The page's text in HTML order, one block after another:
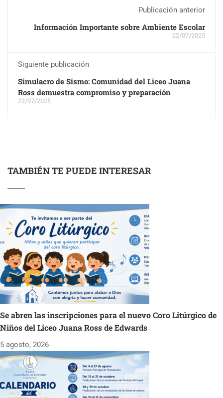
Publicación anterior
Información Importante sobre Ambiente Escolar
22/07/2025
Siguiente publicación
Simulacro de Sismo: Comunidad del Liceo Juana
Ross demuestra compromiso y preparación
22/07/2025
TAMBIÉN TE PUEDE INTERESAR
Se abren las inscripciones para el nuevo Coro Litúrgico de
Niños del Liceo Juana Ross de Edwards
5 agosto, 2026